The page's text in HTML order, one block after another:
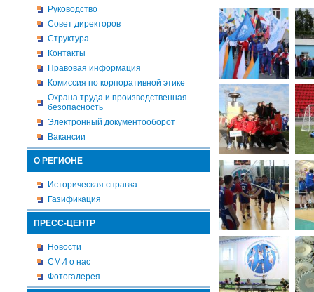
Руководство
Совет директоров
Структура
Контакты
Правовая информация
Комиссия по корпоративной этике
Охрана труда и производственная
безопасность
Электронный документооборот
Вакансии
О РЕГИОНЕ
Историческая справка
Газификация
ПРЕСС-ЦЕНТР
Новости
СМИ о нас
Фотогалерея